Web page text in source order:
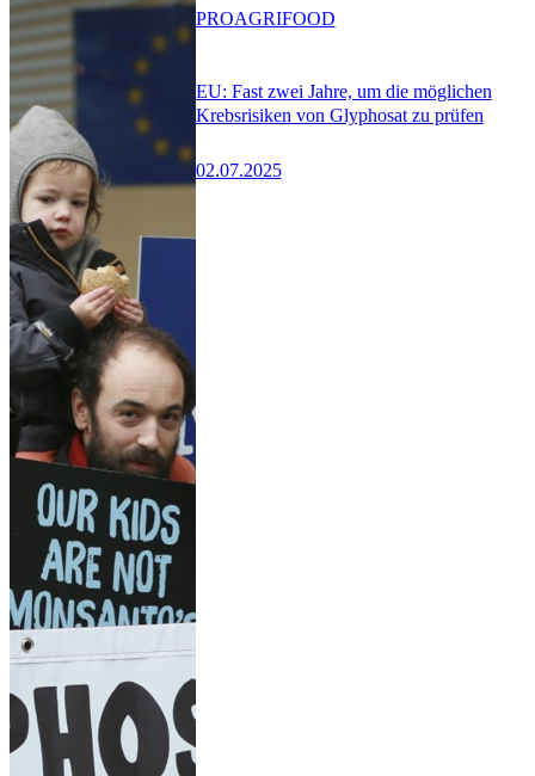
EU: Fast zwei Jahre, um die möglichen
Krebsrisiken von Glyphosat zu prüfen
02.07.2025
PROAGRIFOOD